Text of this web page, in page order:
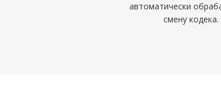
автоматически
смену кодека.